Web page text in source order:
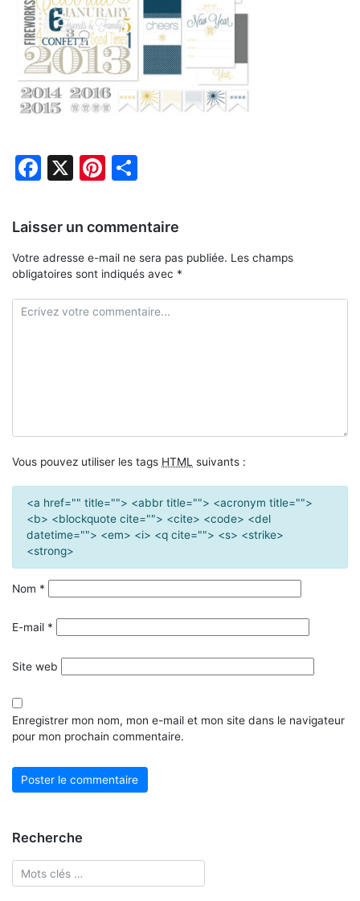
Facebook
X Pinterest
Laisser un commentaire
Votre adresse e-mail ne sera pas publiée. Les champs
obligatoires sont indiqués avec *
Vous pouvez utiliser les tags HTML suivants :
<a href="" title=""> <abbr title=""> <acronym title="">
<b> <blockquote cite=""> <cite> <code> <del
datetime=""> <em> <i> <q cite=""> <s> <strike>
<strong>
Nom *
E-mail *
Site web
Enregistrer mon nom, mon e-mail et mon site dans le navigateur
pour mon prochain commentaire.
Recherche